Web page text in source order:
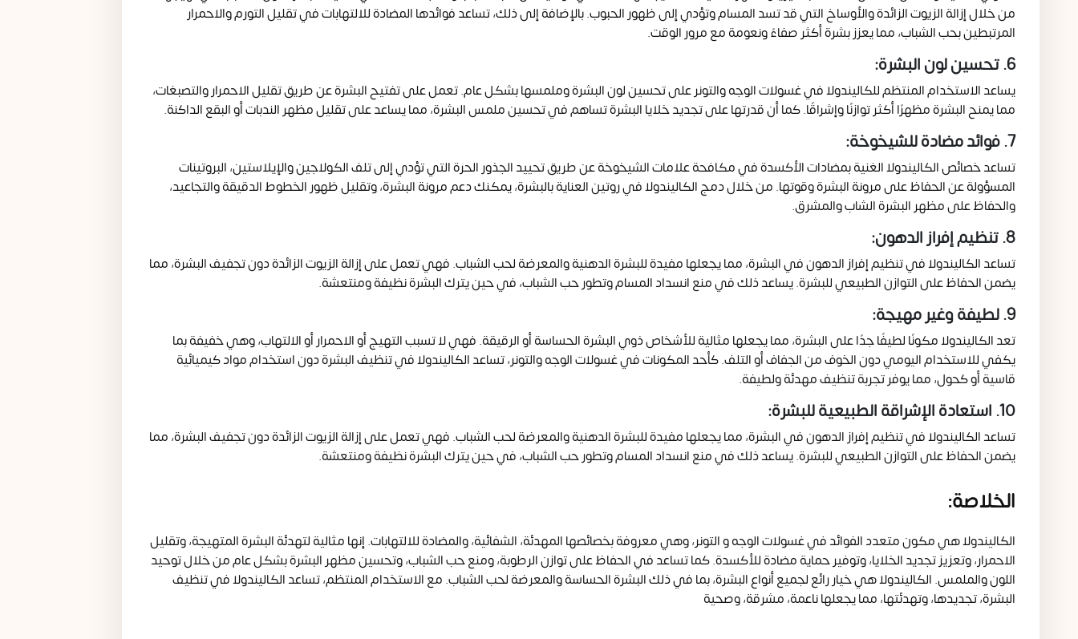
من خلال إزالة الزيوت الزائدة والأوساخ التي قد تسد المسام وتؤدي إلى ظهور الحبوب. بالإضافة إلى ذلك، تساعد فوائدها المضادة للالتهابات في تقليل التورم والاحمرار
المرتبطين بحب الشباب، مما يعزز بشرة أكثر صفاءً ونعومة مع مرور الوقت.
6. تحسين لون البشرة:
يساعد الاستخدام المنتظم للكاليندولا في غسولات الوجه والتونر على تحسين لون البشرة وملمسها بشكل عام. تعمل على تفتيح البشرة عن طريق تقليل الاحمرار والتصبغات،
مما يمنح البشرة مظهرًا أكثر توازنًا وإشراقًا. كما أن قدرتها على تجديد خلايا البشرة تساهم في تحسين ملمس البشرة، مما يساعد على تقليل مظهر الندبات أو البقع الداكنة.
7. فوائد مضادة للشيخوخة:
تساعد خصائص الكاليندولا الغنية بمضادات الأكسدة في مكافحة علامات الشيخوخة عن طريق تحييد الجذور الحرة التي تؤدي إلى تلف الكولاجين والإيلاستين، البروتينات
المسؤولة عن الحفاظ على مرونة البشرة وقوتها. من خلال دمج الكاليندولا في روتين العناية بالبشرة، يمكنك دعم مرونة البشرة، وتقليل ظهور الخطوط الدقيقة والتجاعيد،
والحفاظ على مظهر البشرة الشاب والمشرق.
8. تنظيم إفراز الدهون:
تساعد الكاليندولا في تنظيم إفراز الدهون في البشرة، مما يجعلها مفيدة للبشرة الدهنية والمعرضة لحب الشباب. فهي تعمل على إزالة الزيوت الزائدة دون تجفيف البشرة، مما
يضمن الحفاظ على التوازن الطبيعي للبشرة. يساعد ذلك في منع انسداد المسام وتطور حب الشباب، في حين يترك البشرة نظيفة ومنتعشة.
9. لطيفة وغير مهيجة:
تعد الكاليندولا مكونًا لطيفًا جدًا على البشرة، مما يجعلها مثالية للأشخاص ذوي البشرة الحساسة أو الرقيقة. فهي لا تسبب التهيج أو الاحمرار أو الالتهاب، وهي خفيفة بما
يكفي للاستخدام اليومي دون الخوف من الجفاف أو التلف. كأحد المكونات في غسولات الوجه والتونر، تساعد الكاليندولا في تنظيف البشرة دون استخدام مواد كيميائية
قاسية أو كحول، مما يوفر تجربة تنظيف مهدئة ولطيفة.
10. استعادة الإشراقة الطبيعية للبشرة:
تساعد الكاليندولا في تنظيم إفراز الدهون في البشرة، مما يجعلها مفيدة للبشرة الدهنية والمعرضة لحب الشباب. فهي تعمل على إزالة الزيوت الزائدة دون تجفيف البشرة، مما
يضمن الحفاظ على التوازن الطبيعي للبشرة. يساعد ذلك في منع انسداد المسام وتطور حب الشباب، في حين يترك البشرة نظيفة ومنتعشة.
الخلاصة:
الكاليندولا هي مكون متعدد الفوائد في غسولات الوجه و التونر، وهي معروفة بخصائصها المهدئة، الشفائية، والمضادة للالتهابات. إنها مثالية لتهدئة البشرة المتهيجة، وتقليل
الاحمرار، وتعزيز تجديد الخلايا، وتوفير حماية مضادة للأكسدة. كما تساعد في الحفاظ على توازن الرطوبة، ومنع حب الشباب، وتحسين مظهر البشرة بشكل عام من خلال توحيد
اللون والملمس. الكاليندولا هي خيار رائع لجميع أنواع البشرة، بما في ذلك البشرة الحساسة والمعرضة لحب الشباب. مع الاستخدام المنتظم، تساعد الكاليندولا في تنظيف
البشرة، تجديدها، وتهدئتها، مما يجعلها ناعمة، مشرقة، وصحية